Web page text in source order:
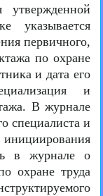
утвержденной
указывается
первичного,
по охране
и дата его
и
В журнале
специалиста и
в журнале о
охране труда